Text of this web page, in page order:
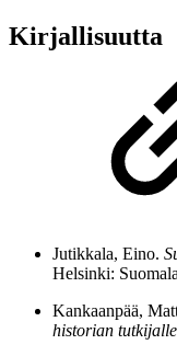
Kirjallisuutta
Jutikkala, Eino.
Helsinki:
Kankaanpää,
historian tutkijalle